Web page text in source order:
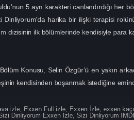
5 ayrı karakteri canlandırdığı her
Dinliyorum’da harika bir ilişki terapisi
dizisinin ilk bölümlerinde kendisiyle para
Konusu, Selin Özgür’ü en yakın
kendisinden boşanmak istediğine
izle, Exxen Full izle, Exxen İzle, exxen
Dinliyorum Exxen İzle, Sizi Dinliyorum